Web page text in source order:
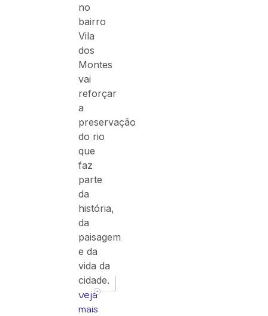
no
bairro
Vila
dos
Montes
vai
reforçar
a
preservação
do rio
que
faz
parte
da
história,
da
paisagem
e da
vida da
cidade.
veja
mais